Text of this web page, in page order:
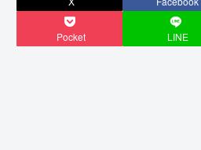
Pocket LINE